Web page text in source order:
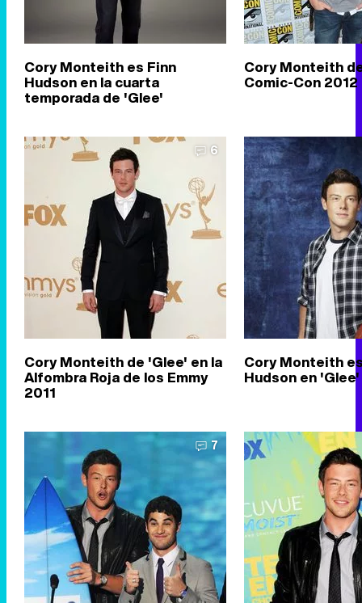
Cory Monteith es Finn
Hudson en la cuarta
temporada de 'Glee'
Cory Monteith
Comic-Con 2012
6
Cory Monteith de 'Glee' en la
Alfombra Roja de los Emmy
2011
Cory Monteith
Hudson en 'Glee'
7